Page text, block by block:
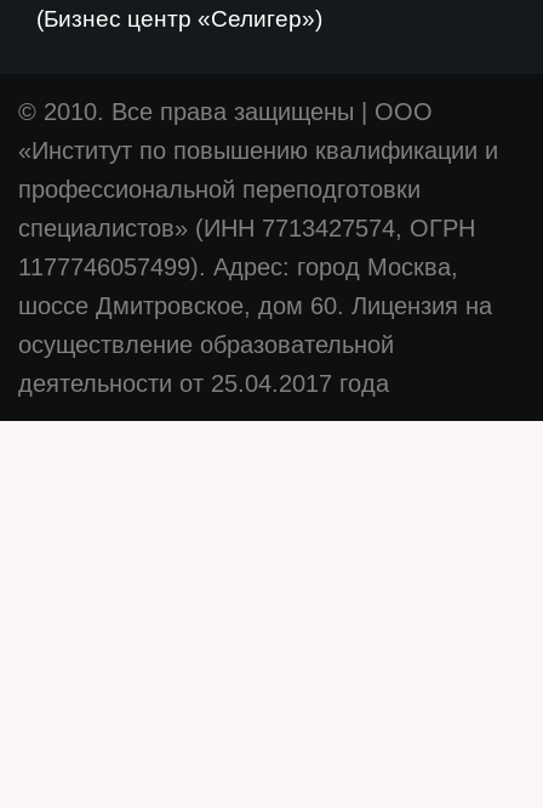
(Бизнес центр «Селигер»)
© 2010. Все права защищены
ООО
«Институт по повышению квалификации и
профессиональной переподготовки
специалистов» (ИНН 7713427574, ОГРН
1177746057499). Адрес: город Москва,
шоссе Дмитровское, дом 60. Лицензия на
осуществление образовательной
деятельности от 25.04.2017 года